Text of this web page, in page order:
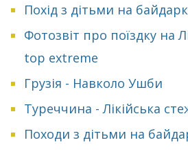
Похід з дітьми на
Фотозвіт про поїздку на
top extreme
Грузія - Навколо Ушби
Туреччина - Лікійська
Походи з дітьми на